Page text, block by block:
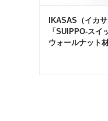
IKASAS（イカ
「SUIPPO-スイ
ウォールナット